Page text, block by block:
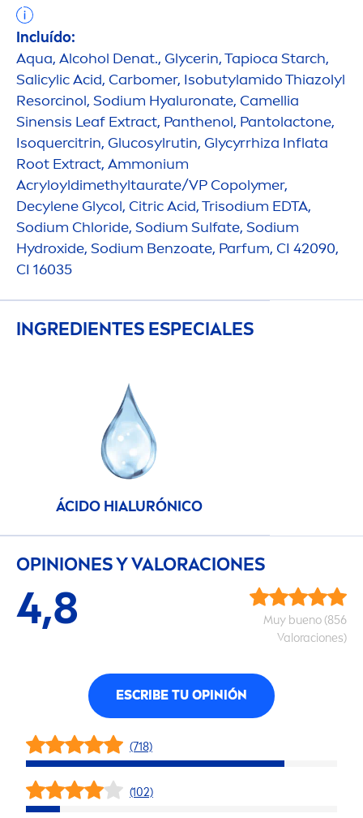
Incluído:
Aqua, Alcohol Denat., Glycerin, Tapioca Starch,
Salicylic Acid, Carbomer, Isobutylamido Thiazolyl
Resorcinol, Sodium Hyaluronate, Camellia
Sinensis Leaf Extract, Panthenol, Pantolactone,
Isoquercitrin, Glucosylrutin, Glycyrrhiza Inflata
Root Extract, Ammonium
Acryloyldimethyltaurate/VP Copolymer,
Decylene Glycol, Citric Acid, Trisodium EDTA,
Sodium Chloride, Sodium Sulfate, Sodium
Hydroxide, Sodium Benzoate, Parfum, CI 42090,
CI 16035
INGREDIENTES ESPECIALES
ÁCIDO HIALURÓNICO
OPINIONES Y VALORACIONES
4,8
Muy bueno (856
Valoraciones)
ESCRIBE TU OPINIÓN
(718)
(102)